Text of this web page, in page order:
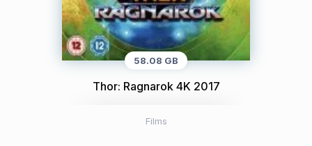
58.08 GB
Thor: Ragnarok 4K 2017
Films